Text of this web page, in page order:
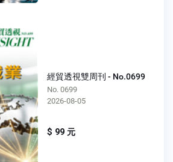
經貿透視雙周刊 - No.0699
No. 0699
2026-08-05
$ 99 元